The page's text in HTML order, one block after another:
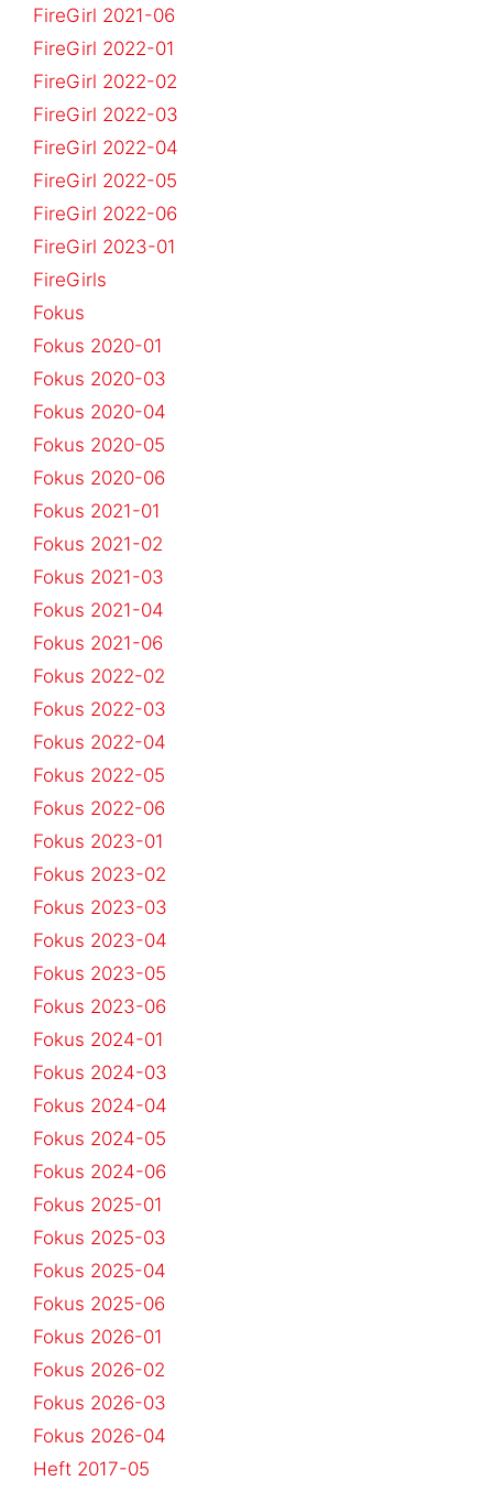
FireGirl 2021-06
FireGirl 2022-01
FireGirl 2022-02
FireGirl 2022-03
FireGirl 2022-04
FireGirl 2022-05
FireGirl 2022-06
FireGirl 2023-01
FireGirls
Fokus
Fokus 2020-01
Fokus 2020-03
Fokus 2020-04
Fokus 2020-05
Fokus 2020-06
Fokus 2021-01
Fokus 2021-02
Fokus 2021-03
Fokus 2021-04
Fokus 2021-06
Fokus 2022-02
Fokus 2022-03
Fokus 2022-04
Fokus 2022-05
Fokus 2022-06
Fokus 2023-01
Fokus 2023-02
Fokus 2023-03
Fokus 2023-04
Fokus 2023-05
Fokus 2023-06
Fokus 2024-01
Fokus 2024-03
Fokus 2024-04
Fokus 2024-05
Fokus 2024-06
Fokus 2025-01
Fokus 2025-03
Fokus 2025-04
Fokus 2025-06
Fokus 2026-01
Fokus 2026-02
Fokus 2026-03
Fokus 2026-04
Heft 2017-05